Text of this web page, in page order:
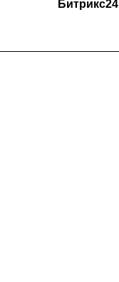
Битрикс24